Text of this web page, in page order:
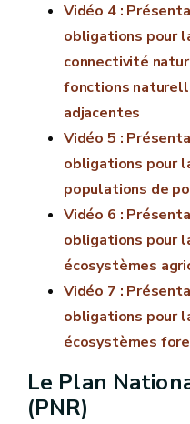
Vidéo 4 :
obligations pour
connectivité
fonctions
adjacentes
Vidéo 5 :
obligations pour
populations de
Vidéo 6 :
obligations pour
écosystèmes
Vidéo 7 :
obligations pour
écosystèmes
Le Plan
(PNR)